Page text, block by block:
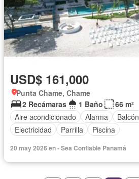
USD$ 161,000
Punta Chame, Chame
2 Recámaras
1 Baño
66 m²
Aire acondicionado
Alarma Balcón
Electricidad
Parrilla Piscina
20 may 2026 en - Sea Confiable Panamá